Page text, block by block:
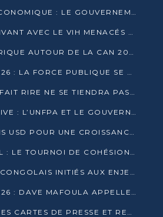
SITUATION SOCIOÉCONOMIQUE : LE GOUVERNEMENT INTERPELLÉ DEVANT LE SÉNAT
20.000 PATIENTS VIVANT AVEC LE VIH MENACÉS D’ARRÊT DE TRAITEMENT
AGL MOBILISE L’AFRIQUE AUTOUR DE LA CAN 2025
PRÉSIDENTIELLE 2026 : LA FORCE PUBLIQUE SE PRÉPARE À SÉCURISER LE SCRUTIN
LE SPECTACLE FORFAIT RIRE NE SE TIENDRA PAS LE 1ER JANVIER
SANTÉ REPRODUCTIVE : L’UNFPA ET LE GOUVERNEMENT AFFINENT LES PRIORITÉS DE 2026
PLUS DE 13 MILLIONS USD POUR UNE CROISSANCE VERTE ET SOUVERAINE
CONGO–HAND-BALL : LE TOURNOI DE COHÉSION ET DE FRATERNITÉ ALLUME SES LAMPIONS À BRAZZAVILLE
LES JOURNALISTES CONGOLAIS INITIÉS AUX ENJEUX DE L’ÉCONOMIE BLEUE
PRÉSIDENTIELLE 2026 : DAVE MAFOULA APPELLE LES CONGOLAIS À UN « NOUVEAU DÉPART »
LE CSLC RELANCE LES CARTES DE PRESSE ET RECONNAÎT OFFICIELLEMENT LES MÉDIAS EN LIGNE